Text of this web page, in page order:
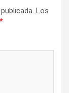
Los
*